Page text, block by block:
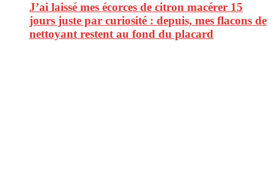
J’ai laissé mes écorces de citron macérer 15
jours juste par curiosité : depuis, mes flacons de
nettoyant restent au fond du placard